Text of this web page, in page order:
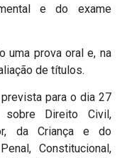
e do exame
uma prova oral e, na
de títulos.
para o dia 27
Direito Civil,
da Criança e do
Constitucional,